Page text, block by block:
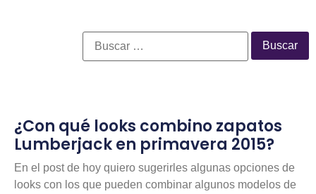
¿Con qué looks combino zapatos
Lumberjack en primavera 2015?
En el post de hoy quiero sugerirles algunas opciones de
looks con los que pueden combinar algunos modelos de